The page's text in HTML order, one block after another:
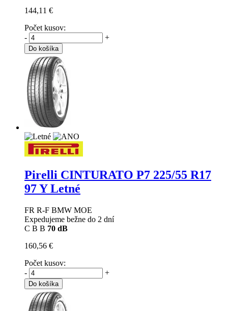
144,11 €
Počet kusov:
-
+
Do košíka
Pirelli CINTURATO P7 225/55 R17
97 Y Letné
FR R-F BMW MOE
Expedujeme bežne do 2 dní
C B B 70 dB
160,56 €
Počet kusov:
-
+
Do košíka